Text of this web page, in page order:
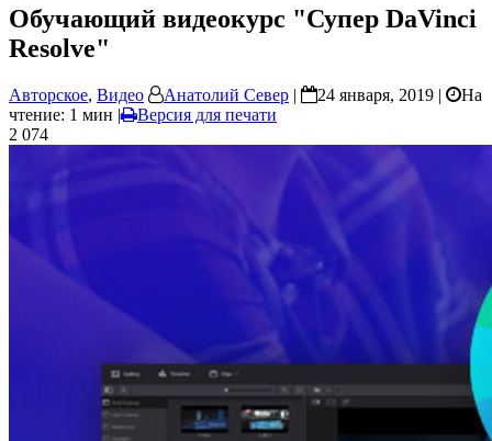
Обучающий видеокурс "Супер DaVinci
Resolve"
Авторское, Видео Анатолий Север | 24 января, 2019 |
На
чтение: 1 мин |
Версия для печати
2 074